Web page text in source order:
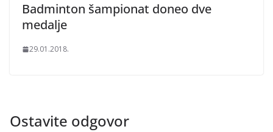
Badminton šampionat doneo dve
medalje
29.01.2018.
Ostavite odgovor